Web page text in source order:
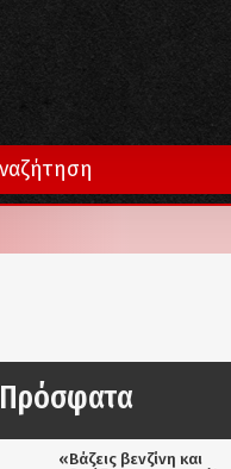
Πρόσφατα
«Βάζεις βενζίνη και